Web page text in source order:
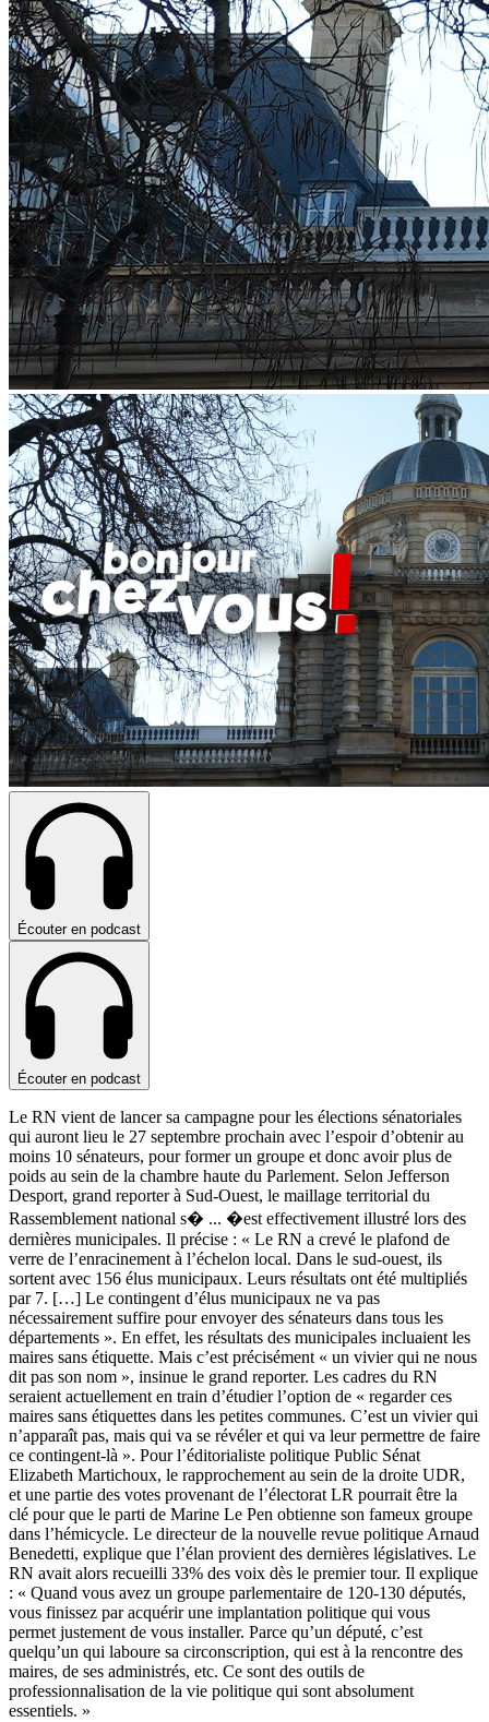
Écouter en podcast
Écouter en podcast
Le RN vient de lancer sa campagne pour les élections sénatoriales
qui auront lieu le 27 septembre prochain avec l’espoir d’obtenir au
moins 10 sénateurs, pour former un groupe et donc avoir plus de
poids au sein de la chambre haute du Parlement. Selon Jefferson
Desport, grand reporter à Sud-Ouest, le maillage territorial du
Rassemblement national s� ... �est effectivement illustré lors des
dernières municipales. Il précise : « Le RN a crevé le plafond de
verre de l’enracinement à l’échelon local. Dans le sud-ouest, ils
sortent avec 156 élus municipaux. Leurs résultats ont été multipliés
par 7. […] Le contingent d’élus municipaux ne va pas
nécessairement suffire pour envoyer des sénateurs dans tous les
départements ». En effet, les résultats des municipales incluaient les
maires sans étiquette. Mais c’est précisément « un vivier qui ne nous
dit pas son nom », insinue le grand reporter. Les cadres du RN
seraient actuellement en train d’étudier l’option de « regarder ces
maires sans étiquettes dans les petites communes. C’est un vivier qui
n’apparaît pas, mais qui va se révéler et qui va leur permettre de faire
ce contingent-là ». Pour l’éditorialiste politique Public Sénat
Elizabeth Martichoux, le rapprochement au sein de la droite UDR,
et une partie des votes provenant de l’électorat LR pourrait être la
clé pour que le parti de Marine Le Pen obtienne son fameux groupe
dans l’hémicycle. Le directeur de la nouvelle revue politique Arnaud
Benedetti, explique que l’élan provient des dernières législatives. Le
RN avait alors recueilli 33% des voix dès le premier tour. Il explique
: « Quand vous avez un groupe parlementaire de 120-130 députés,
vous finissez par acquérir une implantation politique qui vous
permet justement de vous installer. Parce qu’un député, c’est
quelqu’un qui laboure sa circonscription, qui est à la rencontre des
maires, de ses administrés, etc. Ce sont des outils de
professionnalisation de la vie politique qui sont absolument
essentiels. »